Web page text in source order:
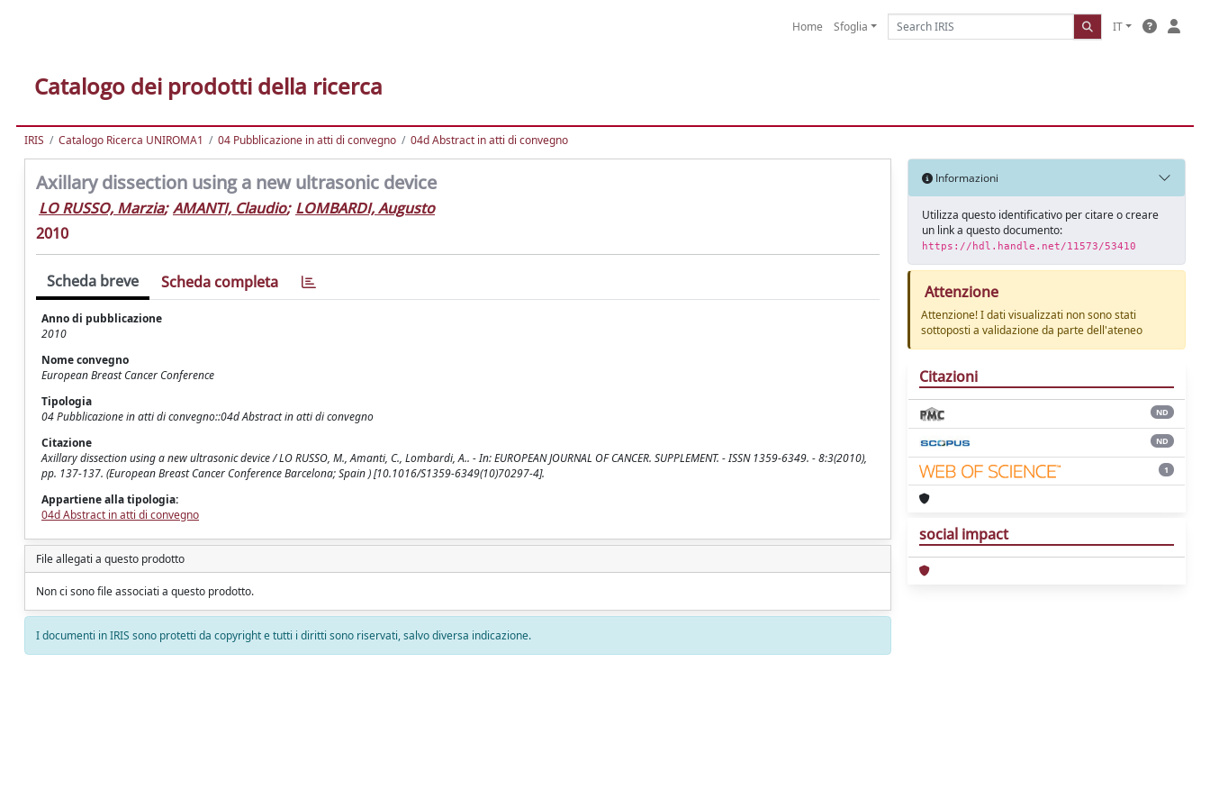
Home Sfoglia IT
Catalogo dei prodotti della ricerca
IRIS Catalogo Ricerca UNIROMA1 04 Pubblicazione in atti di convegno 04d Abstract in atti di convegno
Axillary dissection using a new ultrasonic device
LO RUSSO, Marzia; AMANTI, Claudio; LOMBARDI, Augusto
2010
Scheda breve Scheda completa
Anno di pubblicazione
2010
Nome convegno
European Breast Cancer Conference
Tipologia
04 Pubblicazione in atti di convegno::04d Abstract in atti di convegno
Citazione
Axillary dissection using a new ultrasonic device / LO RUSSO, M., Amanti, C., Lombardi, A.. - In: EUROPEAN JOURNAL OF CANCER. SUPPLEMENT. - ISSN 1359-6349. - 8:3(2010),
pp. 137-137. (European Breast Cancer Conference Barcelona; Spain ) [10.1016/S1359-6349(10)70297-4].
Appartiene alla tipologia:
04d Abstract in atti di convegno
File allegati a questo prodotto
Non ci sono file associati a questo prodotto.
I documenti in IRIS sono protetti da copyright e tutti i diritti sono riservati, salvo diversa indicazione.
Informazioni
Utilizza questo identificativo per citare o creare
un link a questo documento:
https://hdl.handle.net/11573/53410
Attenzione
Attenzione! I dati visualizzati non sono stati
sottoposti a validazione da parte dell'ateneo
Citazioni
ND
ND
1
social impact